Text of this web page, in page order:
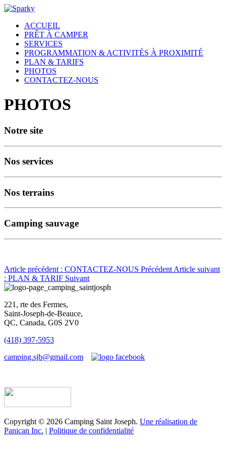
ACCUEIL
PRÊT À CAMPER
SERVICES
PROGRAMMATION & ACTIVITÉS À PROXIMITÉ
PLAN & TARIFS
PHOTOS
CONTACTEZ-NOUS
PHOTOS
Notre site
Nos services
Nos terrains
Camping sauvage
Article précédent : CONTACTEZ-NOUS Précédent Article suivant
: PLAN & TARIF Suivant
221, rte des Fermes,
Saint-Joseph-de-Beauce,
QC, Canada, G0S 2V0
(418) 397-5953
camping.sjb@gmail.com
Copyright © 2026 Camping Saint Joseph. Une réalisation de
Panican Inc. | Politique de confidentialité